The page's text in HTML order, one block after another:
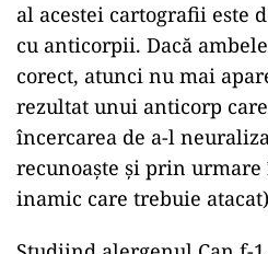
al acestei cartografii este
cu anticorpii. Dacă
corect, atunci nu mai
rezultat unui anticorp
încercarea de a-l
recunoaște și prin
inamic care trebuie